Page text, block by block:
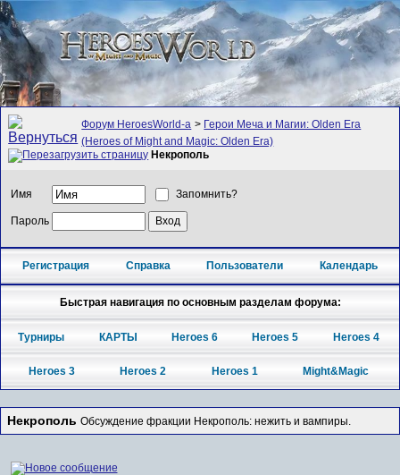
Форум HeroesWorld-а > Герои Меча и Магии: Olden Era
(Heroes of Might and Magic: Olden Era)
Некрополь
Имя Запомнить?
Пароль
Регистрация Справка Пользователи Календарь
Быстрая навигация по основным разделам форума:
Турниры КАРТЫ Heroes 6 Heroes 5 Heroes 4
Heroes 3 Heroes 2 Heroes 1 Might&Magic
Некрополь Обсуждение фракции Некрополь: нежить и вампиры.